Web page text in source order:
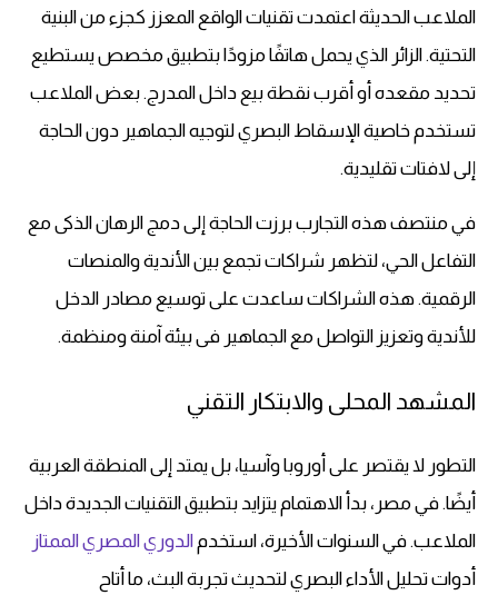
الملاعب الحديثة اعتمدت تقنيات الواقع المعزز كجزء من البنية
التحتية. الزائر الذي يحمل هاتفًا مزودًا بتطبيق مخصص يستطيع
تحديد مقعده أو أقرب نقطة بيع داخل المدرج. بعض الملاعب
تستخدم خاصية الإسقاط البصري لتوجيه الجماهير دون الحاجة
إلى لافتات تقليدية.
في منتصف هذه التجارب برزت الحاجة إلى دمج الرهان الذكى مع
التفاعل الحي، لتظهر شراكات تجمع بين الأندية والمنصات
الرقمية. هذه الشراكات ساعدت على توسيع مصادر الدخل
للأندية وتعزيز التواصل مع الجماهير فى بيئة آمنة ومنظمة.
المشهد المحلى والابتكار التقني
التطور لا يقتصر على أوروبا وآسيا، بل يمتد إلى المنطقة العربية
أيضًا. في مصر، بدأ الاهتمام يتزايد بتطبيق التقنيات الجديدة داخل
الملاعب. في السنوات الأخيرة، استخدم الدوري المصري الممتاز
أدوات تحليل الأداء البصري لتحديث تجربة البث، ما أتاح